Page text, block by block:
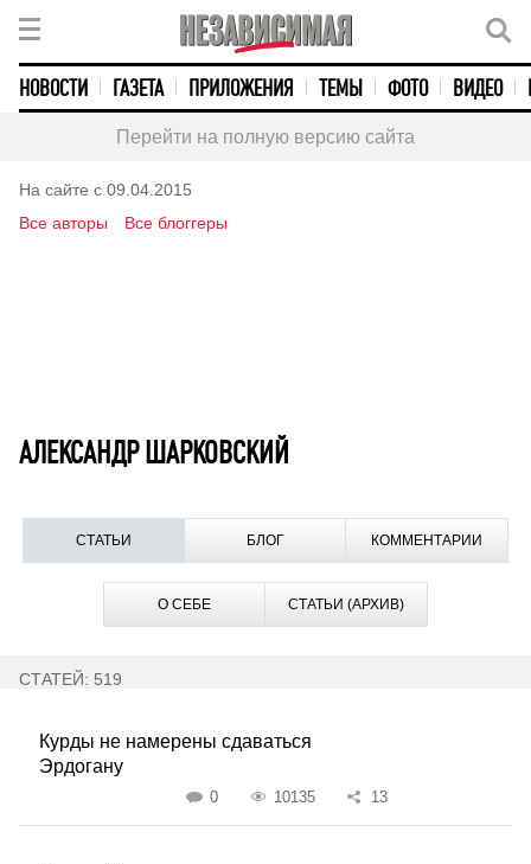
НОВОСТИ ГАЗЕТА ПРИЛОЖЕНИЯ ТЕМЫ ФОТО ВИДЕО
Перейти на полную версию сайта
На сайте с 09.04.2015
Все авторы
Все блоггеры
АЛЕКСАНДР ШАРКОВСКИЙ
СТАТЬИ БЛОГ КОММЕНТАРИИ
О СЕБЕ СТАТЬИ (АРХИВ)
СТАТЕЙ: 519
Курды не намерены сдаваться
Эрдогану
0 10135 13